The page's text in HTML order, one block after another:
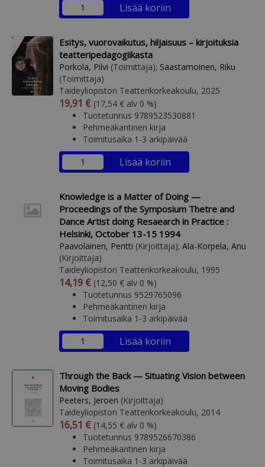
Lisää koriin
Esitys, vuorovaikutus, hiljaisuus – kirjoituksia
teatteripedagogiikasta
Porkola, Pilvi (Toimittaja); Saastamoinen, Riku
(Toimittaja)
Taideyliopiston Teatterikorkeakoulu, 2025
Arvonlisäverollinen hinta
19,91 € Arvonlisäveroton hinta
(17,54 € alv 0 %)
Tuotetunnus 9789523530881
Pehmeäkantinen kirja
Toimitusaika 1-3 arkipäivää
Lisää koriin
Knowledge is a Matter of Doing —
Proceedings of the Symposium Thetre and
Dance Artist doing Resaearch in Practice :
Helsinki, October 13-15 1994
Paavolainen, Pentti (Kirjoittaja); Ala-Korpela, Anu
(Kirjoittaja)
Taideyliopiston Teatterikorkeakoulu, 1995
Arvonlisäverollinen hinta
14,19 € Arvonlisäveroton hinta
(12,50 € alv 0 %)
Tuotetunnus 9529765096
Pehmeäkantinen kirja
Toimitusaika 1-3 arkipäivää
Lisää koriin
Through the Back — Situating Vision between
Moving Bodies
Peeters, Jeroen (Kirjoittaja)
Taideyliopiston Teatterikorkeakoulu, 2014
Arvonlisäverollinen hinta
16,51 € Arvonlisäveroton hinta
(14,55 € alv 0 %)
Tuotetunnus 9789526670386
Pehmeäkantinen kirja
Toimitusaika 1-3 arkipäivää